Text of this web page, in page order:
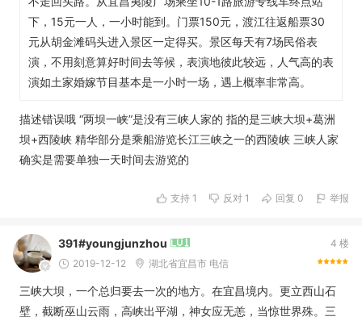
下，15元一人，一小时能到。门票150元，渡江往返船票30
元从胡金滩码头进入景区一定得买。景区每天有7场民俗表
演，不用刻意算好时间去等候，表演地彼此较远，人气高的表
演如土家婚嫁节目基本是一小时一场，遇上概率非常高。
描述错误哦 “两坝一峡”是没有三峡人家的 指的是三峡大坝+葛洲
坝+西陵峡 精华部分是乘船游览长江三峡之一的西陵峡 三峡人家
确实是需要单独一天时间去游览的
支持 1 反对 1 回复 0 举报
4 楼
391#youngjunzhou
2019-12-12 湖北省宜昌市 电信
三峡大坝，一个总归要去一次的地方。在宜昌境内。更立西山石
壁，截断巫山云雨，高峡出平湖，神女应无恙，当惊世界殊。三